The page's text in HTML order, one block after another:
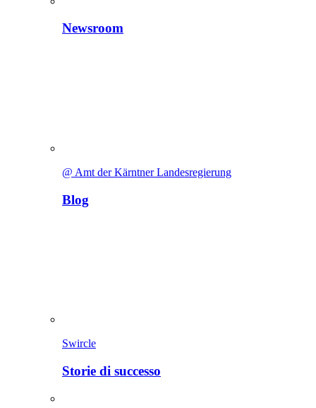
Newsroom
@ Amt der Kärntner Landesregierung
Blog
Swircle
Storie di successo